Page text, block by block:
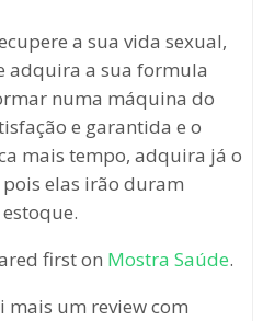
a sua vida sexual,
adquira a sua formula
numa máquina do
e garantida e o
mais tempo, adquira já o
elas irão duram
first on Mostra Saúde.
mais um review com